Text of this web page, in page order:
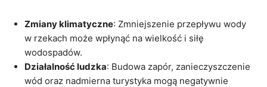
Zmiany klimatyczne: Zmniejszenie przepływu wody
w rzekach może wpłynąć na wielkość i siłę
wodospadów.
Działalność ludzka: Budowa zapór, zanieczyszczenie
wód oraz nadmierna turystyka mogą negatywnie